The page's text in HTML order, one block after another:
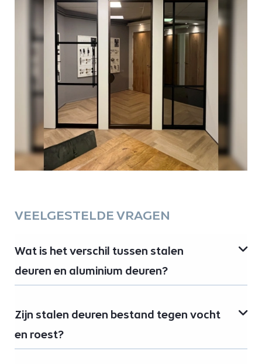
VEELGESTELDE VRAGEN
Wat is het verschil tussen stalen
deuren en aluminium deuren?
Zijn stalen deuren bestand tegen vocht
en roest?